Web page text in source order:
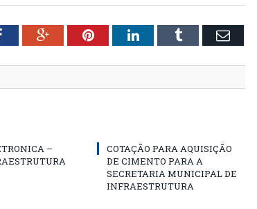
FacebookGoogle+PinterestLinkedInTumblr Email
–
COTAÇÃO PARA AQUISIÇÃO
DE CIMENTO PARA A
SECRETARIA MUNICIPAL DE
INFRAESTRUTURA